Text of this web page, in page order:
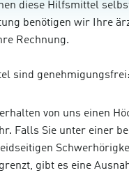
diese Hilfsmittel
benötigen wir Ihre
Rechnung.
sind genehmigungsfrei:
von uns einen
Falls Sie unter einer
gibt es eine